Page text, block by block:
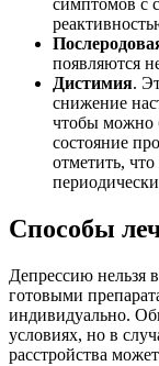
симптомов с
появляются
Дистимия.
снижение
чтобы можно
состояние
отметить,
Способы
Депрессию нельзя
готовыми
индивидуально.
условиях, но в
расстройства